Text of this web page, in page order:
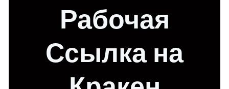
Рабочая
Ссылка на